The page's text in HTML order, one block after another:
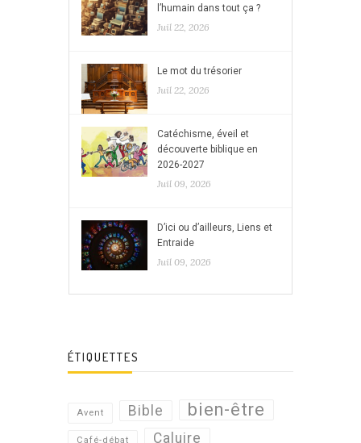
l’humain dans tout ça ?
Juil 22, 2026
Le mot du trésorier
Juil 22, 2026
Catéchisme, éveil et
découverte biblique en
2026-2027
Juil 09, 2026
D’ici ou d’ailleurs, Liens et
Entraide
Juil 09, 2026
ÉTIQUETTES
Avent Bible bien-être
Café-débat Caluire